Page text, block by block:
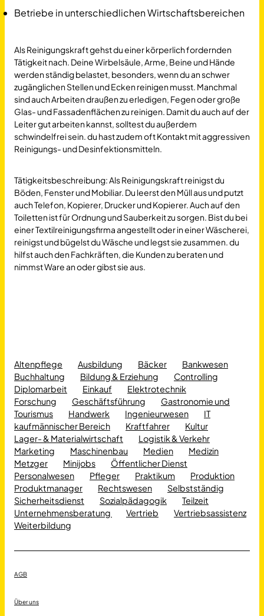
Betriebe in unterschiedlichen Wirtschaftsbereichen
Als Reinigungskraft gehst du einer körperlich fordernden
Tätigkeit nach. Deine Wirbelsäule, Arme, Beine und Hände
werden ständig belastet, besonders, wenn du an schwer
zugänglichen Stellen und Ecken reinigen musst. Manchmal
sind auch Arbeiten draußen zu erledigen, Fegen oder große
Glas- und Fassadenflächen zu reinigen. Damit du auch auf der
Leiter gut arbeiten kannst, solltest du außerdem
schwindelfrei sein. du hast zudem oft Kontakt mit aggressiven
Reinigungs- und Desinfektionsmitteln.
Tätigkeitsbeschreibung: Als Reinigungskraft reinigst du
Böden, Fenster und Mobiliar. Du leerst den Müll aus und putzt
auch Telefon, Kopierer, Drucker und Kopierer. Auch auf den
Toiletten ist für Ordnung und Sauberkeit zu sorgen. Bist du bei
einer Textilreinigungsfirma angestellt oder in einer Wäscherei,
reinigst und bügelst du Wäsche und legst sie zusammen. du
hilfst auch den Fachkräften, die Kunden zu beraten und
nimmst Ware an oder gibst sie aus.
Altenpflege Ausbildung Bäcker
Bankwesen
Buchhaltung
Bildung & Erziehung
Controlling
Diplomarbeit
Einkauf
Elektrotechnik
Forschung
Geschäftsführung
Gastronomie und
Tourismus
Handwerk Ingenieurwesen
IT
kaufmännischer Bereich
Kraftfahrer
Kultur
Lager- & Materialwirtschaft
Logistik & Verkehr
Marketing
Maschinenbau Medien
Medizin
Metzger
Minijobs
Öffentlicher Dienst
Personalwesen
Pfleger Praktikum
Produktion
Produktmanager
Rechtswesen
Selbstständig
Sicherheitsdienst
Sozialpädagogik
Teilzeit
Unternehmensberatung
Vertrieb
Vertriebsassistenz
Weiterbildung
AGB
Über uns